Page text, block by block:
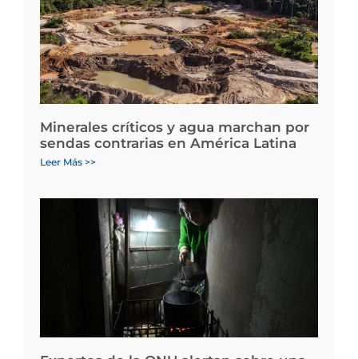
Minerales críticos y agua marchan por
sendas contrarias en América Latina
Leer Más >>